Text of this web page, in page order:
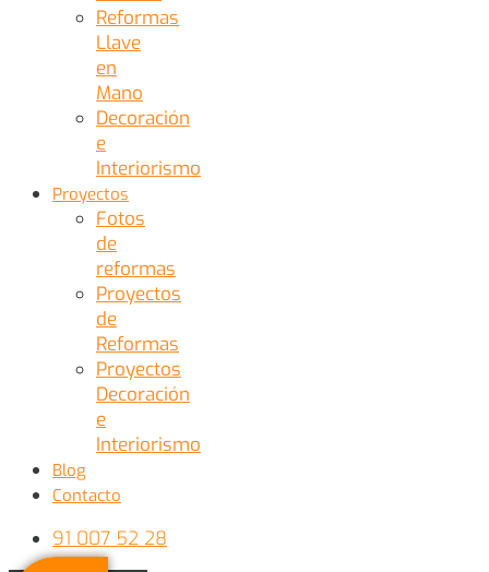
Reformas
Llave
en
Mano
Decoración
e
Interiorismo
Proyectos
Fotos
de
reformas
Proyectos
de
Reformas
Proyectos
Decoración
e
Interiorismo
Blog
Contacto
91 007 52 28